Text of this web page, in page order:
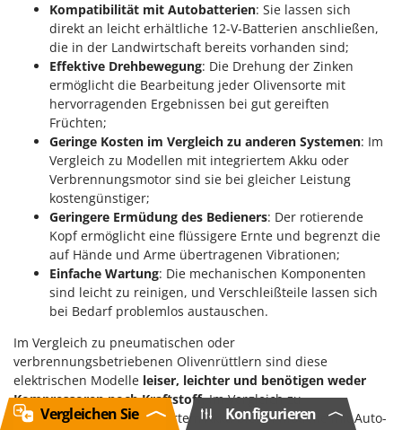
Kompatibilität mit Autobatterien: Sie lassen sich
direkt an leicht erhältliche 12-V-Batterien anschließen,
die in der Landwirtschaft bereits vorhanden sind;
Effektive Drehbewegung: Die Drehung der Zinken
ermöglicht die Bearbeitung jeder Olivensorte mit
hervorragenden Ergebnissen bei gut gereiften
Früchten;
Geringe Kosten im Vergleich zu anderen Systemen: Im
Vergleich zu Modellen mit integriertem Akku oder
Verbrennungsmotor sind sie bei gleicher Leistung
kostengünstiger;
Geringere Ermüdung des Bedieners: Der rotierende
Kopf ermöglicht eine flüssigere Ernte und begrenzt die
auf Hände und Arme übertragenen Vibrationen;
Einfache Wartung: Die mechanischen Komponenten
sind leicht zu reinigen, und Verschleißteile lassen sich
bei Bedarf problemlos austauschen.
Im Vergleich zu pneumatischen oder
verbrennungsbetriebenen Olivenrüttlern sind diese
elektrischen Modelle leiser, leichter und benötigen weder
Kompressoren noch Kraftstoff. Im Vergleich zu
Olivenrüttlern mit integriertem Akku bieten Modelle mit Auto-
Konfigurieren
Vergleichen Sie